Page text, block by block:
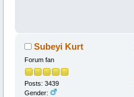
Subeyi Kurt
Forum fan
Posts: 3439
Gender: